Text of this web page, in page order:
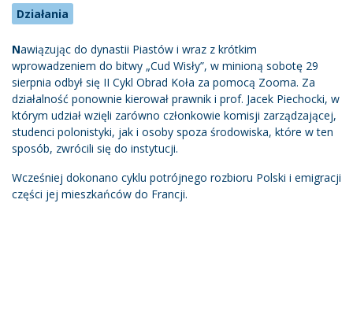
Działania
Nawiązując do dynastii Piastów i wraz z krótkim
wprowadzeniem do bitwy „Cud Wisły”, w minioną sobotę 29
sierpnia odbył się II Cykl Obrad Koła za pomocą Zooma. Za
działalność ponownie kierował prawnik i prof. Jacek Piechocki, w
którym udział wzięli zarówno członkowie komisji zarządzającej,
studenci polonistyki, jak i osoby spoza środowiska, które w ten
sposób, zwrócili się do instytucji.
Wcześniej dokonano cyklu potrójnego rozbioru Polski i emigracji
części jej mieszkańców do Francji.